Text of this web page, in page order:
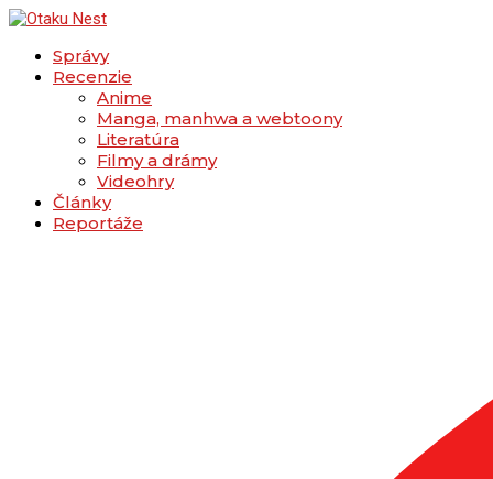
Správy
Recenzie
Anime
Manga, manhwa a webtoony
Literatúra
Filmy a drámy
Videohry
Články
Reportáže